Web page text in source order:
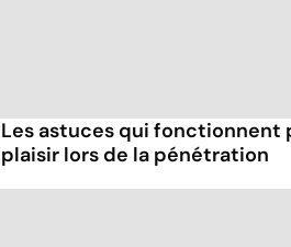
Les astuces qui fonctionnent
plaisir lors de la pénétration